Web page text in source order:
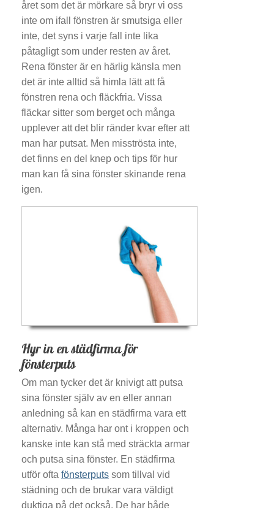
året som det är mörkare så bryr vi oss
inte om ifall fönstren är smutsiga eller
inte, det syns i varje fall inte lika
påtagligt som under resten av året.
Rena fönster är en härlig känsla men
det är inte alltid så himla lätt att få
fönstren rena och fläckfria. Vissa
fläckar sitter som berget och många
upplever att det blir ränder kvar efter att
man har putsat. Men misströsta inte,
det finns en del knep och tips för hur
man kan få sina fönster skinande rena
igen.
Hyr in en städfirma för
fönsterputs
Om man tycker det är knivigt att putsa
sina fönster själv av en eller annan
anledning så kan en städfirma vara ett
alternativ. Många har ont i kroppen och
kanske inte kan stå med sträckta armar
och putsa sina fönster. En städfirma
utför ofta fönsterputs som tillval vid
städning och de brukar vara väldigt
duktiga på det också. De har både